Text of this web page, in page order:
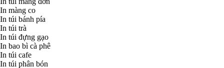
In màng co
In túi bánh pía
In túi trà
In túi đựng gạo
In bao bì cà phê
In túi cafe
In túi phân bón